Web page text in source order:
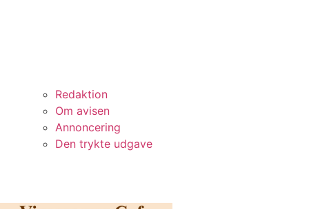
Redaktion
Om avisen
Annoncering
Den trykte udgave